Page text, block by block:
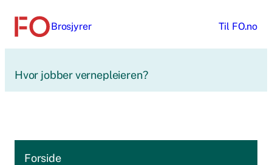
Brosjyrer Til FO.no
Hvor jobber vernepleieren?
Forside